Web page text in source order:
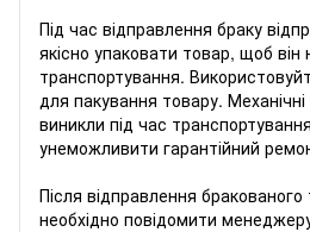
Під час відправлення браку
якісно упаковати товар, щоб
транспортування.
для пакування товару.
виникли під час
унеможливити гарантійний
Після відправлення
необхідно повідомити